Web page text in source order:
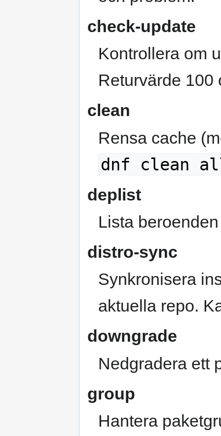
check-update
Kontrollera om
Returvärde 100
clean
Rensa cache
dnf clean
deplist
Lista
distro-sync
Synkronisera
aktuella repo.
downgrade
Nedgradera ett
group
Hantera